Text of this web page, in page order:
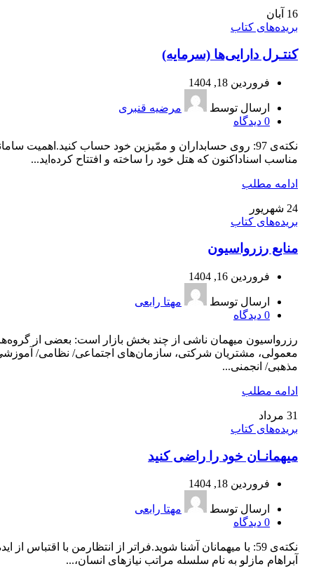
16 آبان
بریده‌های کتاب
کنتـرل دارایی‌ها (سرمایه)
فروردین 18, 1404
ارسال توسط
مرضیه قنبری
0 دیدگاه
نکته‌ی 97: روی حسابداران و ممّیزین خود حساب کنید.اهمیت
مناسب اسناداکنون که هتل خود را ساخته و افتتاح کرده‌اید...
ادامه مطلب
24 شهریور
بریده‌های کتاب
منابع رزرواسیون
فروردین 16, 1404
ارسال توسط
مهتا رابعی
0 دیدگاه
رزرواسیون میهمان ناشی از چند بخش بازار است: بعضی از
معمولی، مشتریان شرکتی، سازمان‌های اجتماعی/ نظامی/
مذهبی/ انجمنی...
ادامه مطلب
31 مرداد
بریده‌های کتاب
میهمانـان خود را راضی کنید
فروردین 18, 1404
ارسال توسط
مهتا رابعی
0 دیدگاه
نکته‌ی 59: با میهمانان آشنا شوید.فراتر از انتظارمن با اقتباس از
آبراهام مازلو به نام سلسله مراتب نیازهای انسان،...